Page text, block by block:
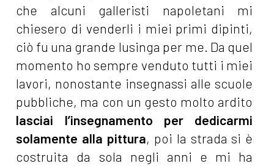
che alcuni galleristi napoletani mi
chiesero di venderli i miei primi dipinti,
ciò fu una grande lusinga per me. Da quel
momento ho sempre venduto tutti i miei
lavori, nonostante insegnassi alle scuole
pubbliche, ma con un gesto molto ardito
lasciai l’insegnamento per dedicarmi
solamente alla pittura, poi la strada si è
costruita da sola negli anni e mi ha